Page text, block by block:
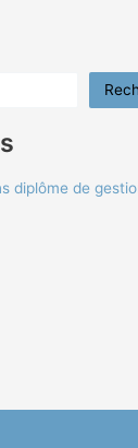
diplôme de